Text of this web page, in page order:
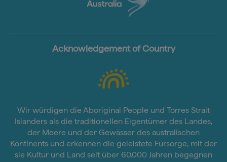
Acknowledgement of Country
Wir würdigen die Aboriginal People und Torres Strait
Islanders als die traditionellen Eigentümer des Landes,
der Meere und der Gewässer des australischen
Kontinents und erkennen die geleistete Fürsorge, mit der
sie Kultur und Land seit über 60.000 Jahren begegnen